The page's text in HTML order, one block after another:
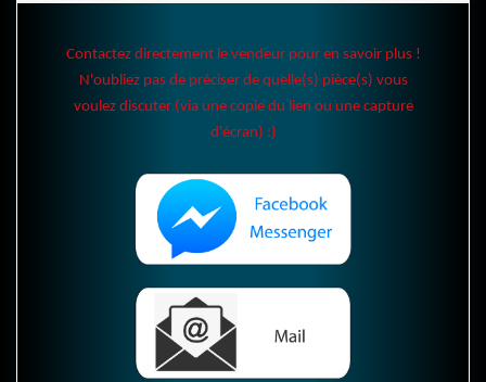
Contactez directement le vendeur pour en savoir plus !
N'oubliez pas de préciser de quelle(s) pièce(s) vous
voulez discuter (via une copie du lien ou une capture
d'écran) :)